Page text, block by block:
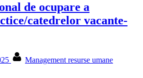
de ocupare a
catedrelor vacante-
Management resurse umane